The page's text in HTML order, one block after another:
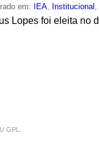
em: IEA, Institucional ,
Lopes foi eleita no
GPL